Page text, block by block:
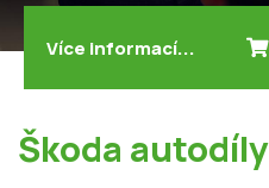
Více informací...
Škoda autodíly